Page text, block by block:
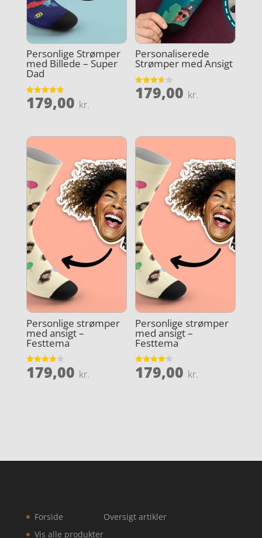
Personlige Strømper
med Billede – Super
Dad
Vurderet
4.9
179,00 kr.
Personaliserede
Strømper med Ansigt
Vurderet
3.6
179,00 kr.
Personlige strømper
med ansigt –
Festtema
Vurderet
179,00 kr.
Personlige strømper
med ansigt –
Festtema
Vurderet
4.1
179,00 kr.
Forside
Vis alle produkter
Oversigt artikler